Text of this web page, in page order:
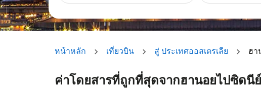
หน้าหลัก เที่ยวบิน สู่ ประเทศออสเตรเลีย ฮา
ค่าโดยสารที่ถูกที่สุดจากฮานอยไปซิดนีย์
ลองอัปเดตเส้นทางของคุณ (ต้นทางและ/หรือปลายทาง) หรื